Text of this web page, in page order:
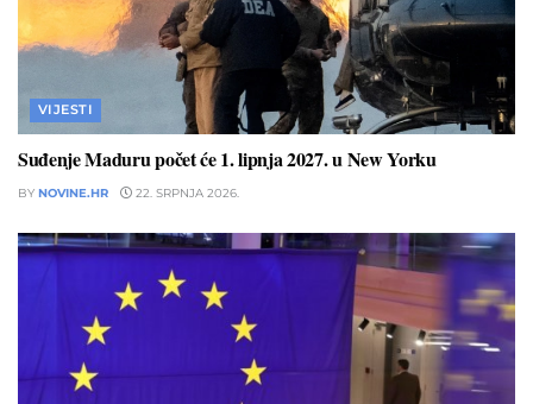
VIJESTI
Suđenje Maduru počet će 1. lipnja 2027. u New Yorku
BY NOVINE.HR 22. SRPNJA 2026.